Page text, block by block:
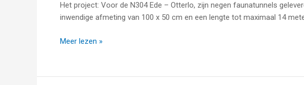
Het project: Voor de N304 Ede – Otterlo, zijn negen faunatunnels
inwendige afmeting van 100 x 50 cm en een lengte tot maximaal 14
Meer lezen »